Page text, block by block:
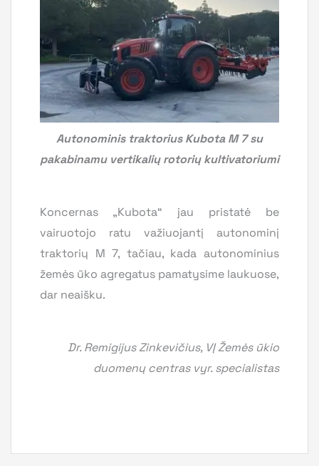
Autonominis traktorius Kubota M7 su
pakabinamu vertikalių rotorių kultivatoriumi
Koncernas „Kubota“ jau pristatė be
vairuotojo ratu važiuojantį autonominį
traktorių M 7, tačiau, kada autonominius
žemės ūko agregatus pamatysime laukuose,
dar neaišku.
Dr. Remigijus Zinkevičius, VĮ Žemės ūkio
duomenų centras vyr. specialistas